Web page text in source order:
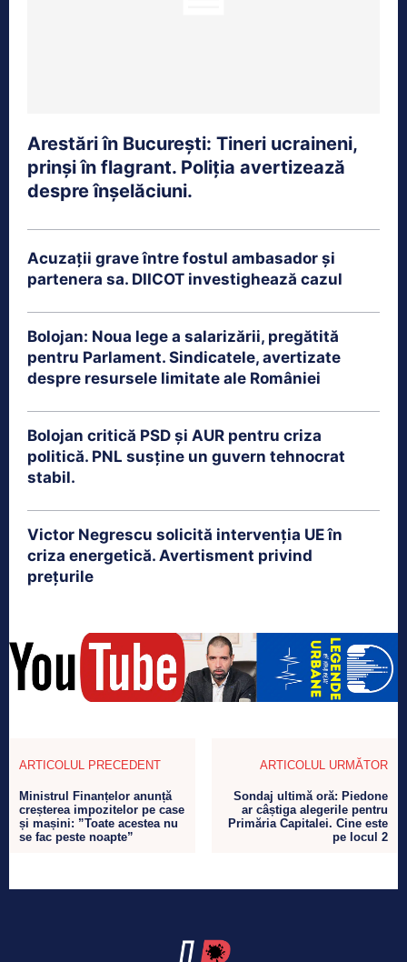
Arestări în București: Tineri ucraineni,
prinși în flagrant. Poliția avertizează
despre înșelăciuni.
Acuzații grave între fostul ambasador și
partenera sa. DIICOT investighează cazul
Bolojan: Noua lege a salarizării, pregătită
pentru Parlament. Sindicatele, avertizate
despre resursele limitate ale României
Bolojan critică PSD și AUR pentru criza
politică. PNL susține un guvern tehnocrat
stabil.
Victor Negrescu solicită intervenția UE în
criza energetică. Avertisment privind
prețurile
ARTICOLUL PRECEDENT
Ministrul Finanțelor anunță
creșterea impozitelor pe case
și mașini: ”Toate acestea nu
se fac peste noapte”
ARTICOLUL URMĂTOR
Sondaj ultimă oră: Piedone
ar câștiga alegerile pentru
Primăria Capitalei. Cine este
pe locul 2